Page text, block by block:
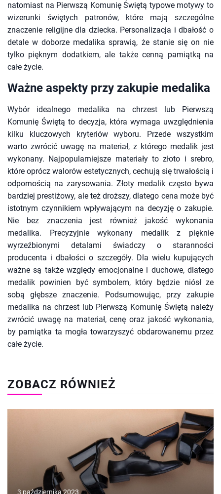
natomiast na Pierwszą Komunię Świętą typowe motywy to
wizerunki świętych patronów, które mają szczególne
znaczenie religijne dla dziecka. Personalizacja i dbałość o
detale w doborze medalika sprawią, że stanie się on nie
tylko pięknym dodatkiem, ale także cenną pamiątką na
całe życie.
Ważne aspekty przy zakupie medalika
Wybór idealnego medalika na chrzest lub Pierwszą
Komunię Świętą to decyzja, która wymaga uwzględnienia
kilku kluczowych kryteriów wyboru. Przede wszystkim
warto zwrócić uwagę na materiał, z którego medalik jest
wykonany. Najpopularniejsze materiały to złoto i srebro,
które oprócz walorów estetycznych, cechują się trwałością i
odpornością na zarysowania. Złoty medalik często bywa
bardziej prestiżowy, ale też droższy, dlatego cena może być
istotnym czynnikiem wpływającym na decyzję o zakupie.
Nie bez znaczenia jest również jakość wykonania
medalika. Precyzyjnie wykonany medalik z pięknie
wyrzeźbionymi detalami świadczy o staranności
producenta i dbałości o szczegóły. Dla wielu kupujących
ważne są także względy emocjonalne i duchowe, dlatego
medalik powinien być symbolem, który będzie niósł ze
sobą głębsze znaczenie. Podsumowując, przy zakupie
medalika na chrzest lub Pierwszą Komunię Świętą należy
zwrócić uwagę na materiał, cenę oraz jakość wykonania,
by pamiątka ta mogła towarzyszyć obdarowanemu przez
całe życie.
ZOBACZ RÓWNIEŻ
3 października 2023